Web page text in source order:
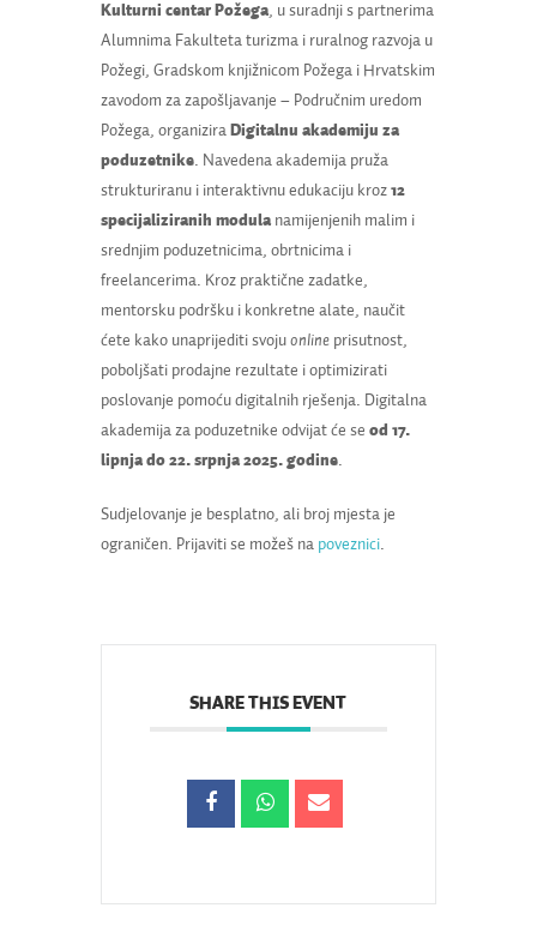
Kulturni centar Požega, u suradnji s partnerima
Alumnima Fakulteta turizma i ruralnog razvoja u
Požegi, Gradskom knjižnicom Požega i Hrvatskim
zavodom za zapošljavanje – Područnim uredom
Požega, organizira Digitalnu akademiju za
poduzetnike. Navedena akademija pruža
strukturiranu i interaktivnu edukaciju kroz 12
specijaliziranih modulanamijenjenih malim i
srednjim poduzetnicima, obrtnicima i
freelancerima. Kroz praktične zadatke,
mentorsku podršku i konkretne alate, naučit
ćete kako unaprijediti svoju onlineprisutnost,
poboljšati prodajne rezultate i optimizirati
poslovanje pomoću digitalnih rješenja. Digitalna
akademija za poduzetnike odvijat će se od 17.
lipnja do 22. srpnja 2025. godine.
Sudjelovanje je besplatno, ali broj mjesta je
ograničen. Prijaviti se možeš na poveznici.
SHARE THIS EVENT